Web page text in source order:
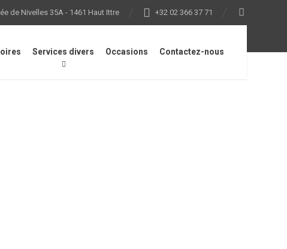
de Nivelles 35A - 1461 Haut Ittre +32 02 366 37 71
Services divers Occasions Contactez-nous